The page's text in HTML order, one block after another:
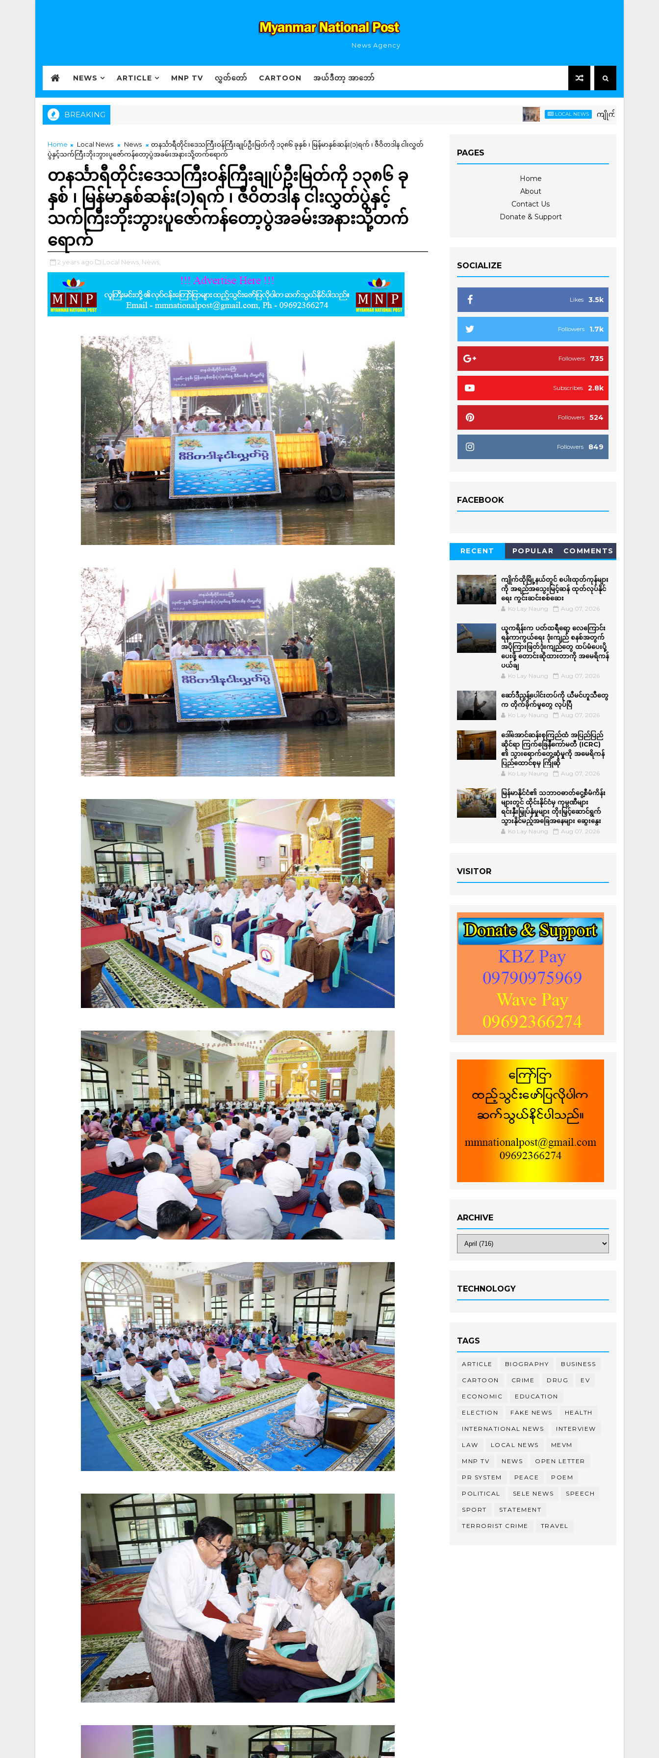
News Agency
NEWS ARTICLE MNP TV လွှတ်တော် CARTOON အယ်ဒီတာ့ အာဘော်
BREAKING LOCAL NEWS ကျိုက်ထိုမြို့နယ်တွင် စပါးထုတ်ကုန်
Home Local News News
တနင်္သာရီတိုင်းဒေသကြီးဝန်ကြီးချုပ်ဦးမြတ်ကို ၁၃၈၆ ခုနှစ် ၊ မြန်မာနှစ်ဆန်း(၁)ရက် ၊ ဇီဝိတဒါန ငါးလွှတ်
ပွဲနှင့်သက်ကြီးဘိုးဘွားပူဇော်ကန်တော့ပွဲအခမ်းအနားသို့တက်ရောက်
တနင်္သာရီတိုင်းဒေသကြီးဝန်ကြီးချုပ်ဦးမြတ်ကို ၁၃၈၆ ခု
နှစ် ၊ မြန်မာနှစ်ဆန်း(၁)ရက် ၊ ဇီဝိတဒါန ငါးလွှတ်ပွဲနှင့်
သက်ကြီးဘိုးဘွားပူဇော်ကန်တော့ပွဲအခမ်းအနားသို့တက်
ရောက်
2 years ago Local News, News,
PAGES
Home
About
Contact Us
Donate & Support
SOCIALIZE
3.5k
Likes
1.7k
Followers
735
Followers
2.8k
Subscribes
524
Followers
849
Followers
FACEBOOK
RECENT POPULAR COMMENTS
ကျိုက်ထိုမြို့နယ်တွင် စပါးထုတ်ကုန်များ
ကို အရည်အ‌သွေးမြင့်ဆန် ထုတ်လုပ်နိုင်
ရေး ကွင်းဆင်းစစ်ဆေး
Ko Lay Naung Aug 07, 2026
ယူကရိန်းက ပတ်ထရီရော့ လေကြောင်း
ရန်ကာကွယ်ရေး ဒုံးကျည် စနစ်အတွက်
အပိုကြားဖြတ်ဒုံးကျည်တွေ ထပ်မံပေးပို့
ပေးဖို့ တောင်းဆိုထားတာကို အမေရိကန်
ပယ်ချ
Ko Lay Naung Aug 07, 2026
ဆော်ဒီညွန့်ပေါင်းတပ်ကို ယီမင်ဟူသီတွေ
က တိုက်ခိုက်မှုတွေ လုပ်ပြီ
Ko Lay Naung Aug 07, 2026
ဒေါ်အောင်ဆန်းစုကြည်ထံ အပြည်ပြည်
ဆိုင်ရာ ကြက်ခြေနီကော်မတီ (ICRC)
၏ သွားရောက်တွေ့ဆုံမှုကို အမေရိကန်
ပြည်ထောင်စုမှ ကြိုဆို
Ko Lay Naung Aug 07, 2026
မြန်မာနိုင်ငံ၏ သဘာဝဓာတ်ငွေ့စီမံကိန်း
များတွင် ထိုင်းနိုင်ငံမှ ကုမ္ပဏီများ
ရင်းနှီးမြှုပ်နှံမှုများ တိုးမြှင့်ဆောင်ရွက်
သွားနိုင်မည့်အခြေအနေများ ဆွေးနွေး
Ko Lay Naung Aug 07, 2026
VISITOR
ARCHIVE
TECHNOLOGY
TAGS
ARTICLE BIOGRAPHY BUSINESS
CARTOON CRIME DRUG EV
ECONOMIC EDUCATION
ELECTION FAKE NEWS HEALTH
INTERNATIONAL NEWS INTERVIEW
LAW LOCAL NEWS MEVM
MNP TV NEWS OPEN LETTER
PR SYSTEM PEACE POEM
POLITICAL SELE NEWS SPEECH
SPORT STATEMENT
TERRORIST CRIME TRAVEL